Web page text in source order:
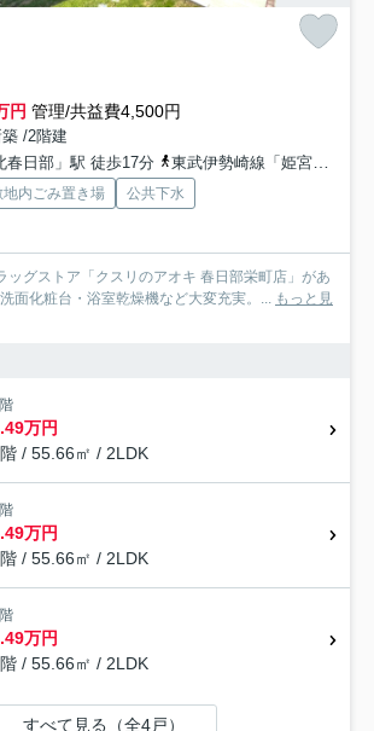
円 管理/共益費4,500円
/2階建
春日部」駅 徒歩17分
東武伊勢崎線「姫宮」駅 徒歩27分
地内ごみ置き場
公共下水
ッグストア「クスリのアオキ 春日部栄町店」があ
面化粧台・浴室乾燥機など大変充実。... もっと見
万円
/ 55.66㎡ / 2LDK
万円
/ 55.66㎡ / 2LDK
万円
/ 55.66㎡ / 2LDK
すべて見る（全4戸）